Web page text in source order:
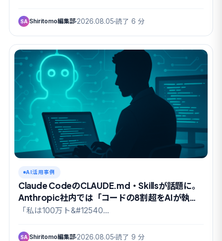
SA Shiritomo編集部 2026.08.05 読了 6 分
AI活用事例
Claude CodeのCLAUDE.md・Skillsが話題に。
Anthropic社内では「コードの8割超をAIが執
筆」の実態も
「私は100万ト&#12540…
SA Shiritomo編集部 2026.08.05 読了 9 分